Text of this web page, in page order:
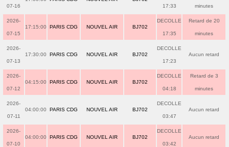
07-16 17:33 minutes
2026-
07-15
17:15:00 PARIS CDG NOUVEL AIR BJ702
DECOLLE
17:35
Retard de 20
minutes
2026-
07-13
17:30:00 PARIS CDG NOUVEL AIR BJ702
DECOLLE
17:23
Aucun retard
2026-
07-12
04:15:00 PARIS CDG NOUVEL AIR BJ702
DECOLLE
04:18
Retard de 3
minutes
2026-
07-11
04:00:00 PARIS CDG NOUVEL AIR BJ702
DECOLLE
03:47
Aucun retard
2026-
07-10
04:00:00 PARIS CDG NOUVEL AIR BJ702
DECOLLE
03:42
Aucun retard